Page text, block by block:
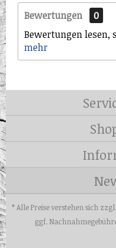
Bewertungen
0
Bewertungen lesen,
mehr
* Alle Preise verstehen sich
ggf.